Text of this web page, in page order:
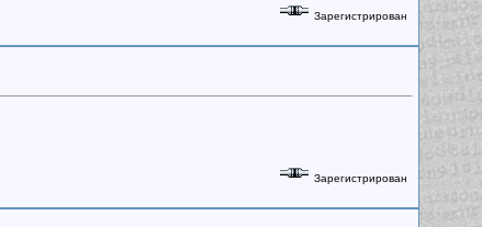
Зарегистрирован
Зарегистрирован